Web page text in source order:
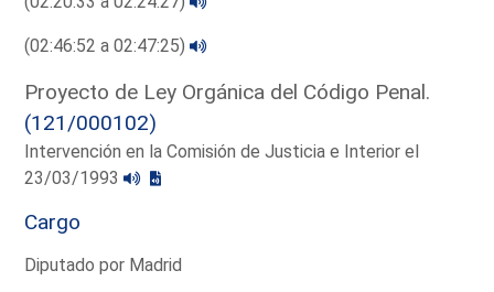
(02:46:52 a 02:47:25)
Proyecto de Ley Orgánica del Código Penal.
(121/000102)
Intervención en la Comisión de Justicia e Interior el
23/03/1993
Cargo
Diputado por Madrid